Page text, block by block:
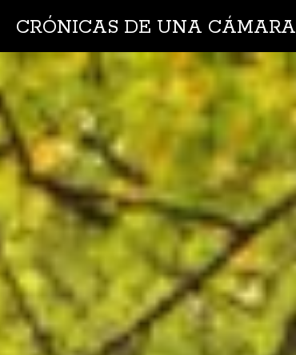
CRÓNICAS DE UNA CÁMARA